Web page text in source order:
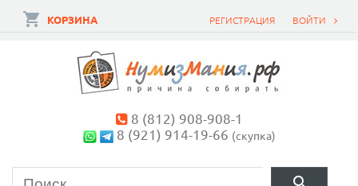
ВОЙТИ
РЕГИСТРАЦИЯ
КОРЗИНА
8 (812) 908-908-1
8 (921) 914-19-66 (скупка)